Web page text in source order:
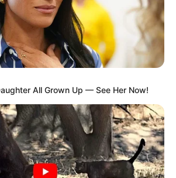
Da Redação
PÚBLICOS 05/03/2024
TelegramMessenger
X
All Grown Up — See Her Now!